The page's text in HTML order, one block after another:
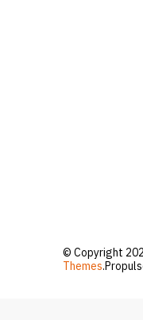
© Copyright
Themes